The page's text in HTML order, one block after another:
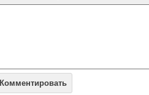
Комментировать